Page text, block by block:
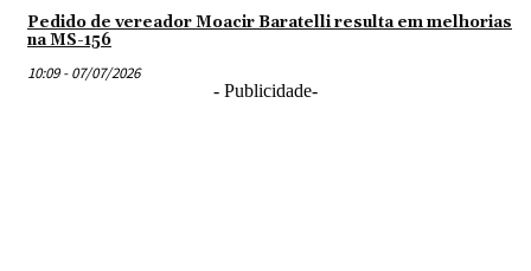
Pedido de vereador Moacir Baratelli resulta em melhorias
na MS-156
10:09 - 07/07/2026
- Publicidade-